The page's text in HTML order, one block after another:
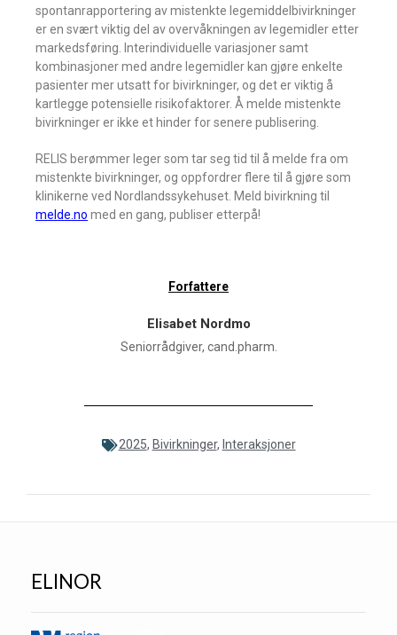
spontanrapportering av mistenkte legemiddelbivirkninger
er en svært viktig del av overvåkningen av legemidler etter
markedsføring. Interindividuelle variasjoner samt
kombinasjoner med andre legemidler kan gjøre enkelte
pasienter mer utsatt for bivirkninger, og det er viktig å
kartlegge potensielle risikofaktorer. Å melde mistenkte
bivirkninger er ikke et hinder for senere publisering.
RELIS berømmer leger som tar seg tid til å melde fra om
mistenkte bivirkninger, og oppfordrer flere til å gjøre som
klinikerne ved Nordlandssykehuset. Meld bivirkning til
melde.no med en gang, publiser etterpå!
Forfattere
Elisabet Nordmo
Seniorrådgiver, cand.pharm.
2025, Bivirkninger, Interaksjoner
ELINOR